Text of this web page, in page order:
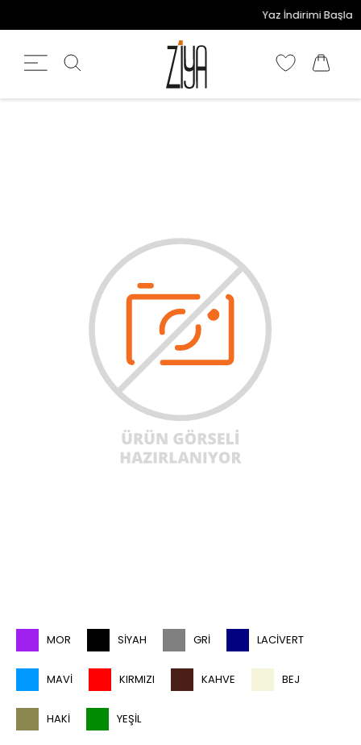
Yaz İndirimi
MOR SIYAH GRI LACIVERT
MAVI KIRMIZI KAHVE BEJ
HAKI YEŞIL